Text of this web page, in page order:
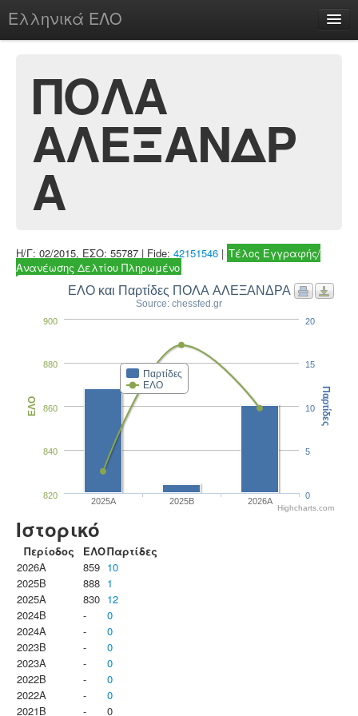
Ελληνικά ΕΛΟ
chesstu.be @ discord
Login
ΠΟΛΑ
ΑΛΕΞΑΝΔΡ
Α
Η/Γ: 02/2015, ΕΣΟ: 55787 | Fide: 42151546 | Τέλος Εγγραφής/
Ανανέωσης Δελτίου Πληρωμένο
ΕΛΟ και Παρτίδες ΠΟΛΑ ΑΛΕΞΑΝΔΡΑ
Source: chessfed.gr
Παρτίδες
ΕΛΟ
2025A 2025B 2026A
820
840
860
880
900
ΕΛΟ
0
5
10
15
20
Παρτίδες
Highcharts.com
Ιστορικό
Περίοδος ΕΛΟΠαρτίδες
2026A
859 10
2025B
888 1
2025A
830 12
2024B
-
0
2024A
-
0
2023B
-
0
2023Α
-
0
2022B
-
0
2022A
-
0
2021B
- 0